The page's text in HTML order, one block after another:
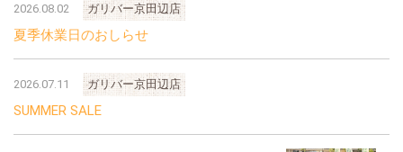
2026.08.02 ガリバー京田辺店
夏季休業日のおしらせ
2026.07.11 ガリバー京田辺店
SUMMER SALE